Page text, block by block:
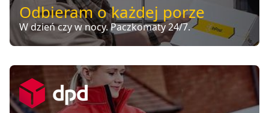
Odbieram o każdej porze
W dzień czy w nocy. Paczkomaty 24/7.